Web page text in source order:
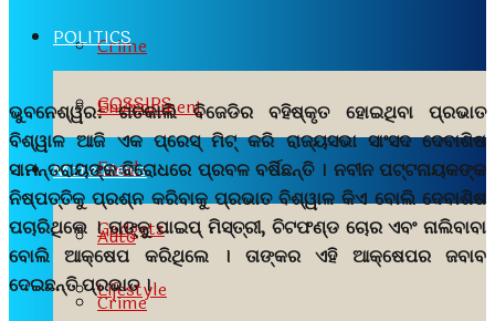
Crime
Environment
Food
Gadgets
Lifestyle
POLITICS
GOSSIPS
More News
Auto
Crime
ଭୁବନେଶ୍ୱର:ଗତକାଲି ବିଜେଡିର ବହିଷ୍କୃତ ହୋଇଥିବା ପ୍ରଭାତ
ବିଶ୍ୱାଳ ଆଜି ଏକ ପ୍ରେସ୍ ମିଟ୍ କରି ରାଜ୍ୟସଭା ସାଂସଦ ଦେବାଶିଷ
ସାମନ୍ତରାୟଙ୍କ ବିରୋଧରେ ପ୍ରବଳ ବର୍ଷିଛନ୍ତି । ନବୀନ ପଟ୍ଟନାୟକଙ୍କ
ନିଷ୍ପତ୍ତିକୁ ପ୍ରଶ୍ନ କରିବାକୁ ପ୍ରଭାତ ବିଶ୍ୱାଳ କିଏ ବୋଲି ଦେବାଶିଷ
ପଚାରିଥିଲେ । ତାଙ୍କୁ ପାଇପ୍ ମିସ୍ତ୍ରୀ, ଚିଟଫଣ୍ଡ ଚୋର ଏବଂ ନାଲିବାବା
ବୋଲି ଆକ୍ଷେପ କରିଥିଲେ । ତାଙ୍କର ଏହି ଆକ୍ଷେପର ଜବାବ
ଦେଇଛନ୍ତି ପ୍ରଭାତ ।